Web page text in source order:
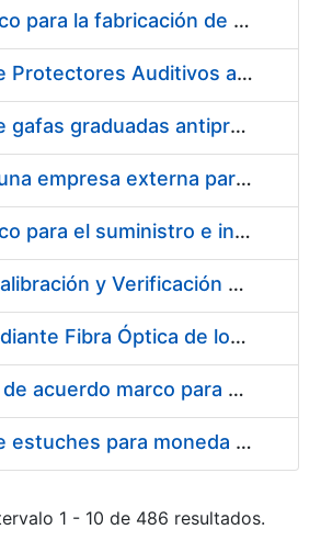
Acuerdo marco para la fabricación de piezas
Suministro de Protectores Auditivos a medida para las personas trabajadoras de los Centros de Trabajo de Madrid y Burgos
Suministro de gafas graduadas antiproyecciones para los trabajadores de la FNMT-RCM en los centros de trabajo de Madrid y Burgos
Servicios de una empresa externa para el asesoramiento y resolución de los recursos de alzada que se presentan relacionados con procesos de selección para la FNMT-RCM
Acuerdo marco para el suministro e instalación de persianas, estores y otros complementos
Servicio de Calibración y Verificación Externa de los Equipos de Medición del Servicio de Prevención de la FNMT-RCM
Conexión mediante Fibra Óptica de los Centros de Proceso de Datos (CPDs) de las sedes de la FNMT-RCM de Burgos y Madrid
Contratación de acuerdo marco para el Suministro de Material de Electricidad para la Fábrica Nacional de Moneda y Timbre-Real Casa de la Moneda en su centro de trabajo de Burgos
Suministro de estuches para moneda de 30 €
1 - 10 de 486 resultados.